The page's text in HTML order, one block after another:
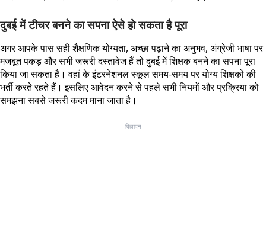
दुबई में टीचर बनने का सपना ऐसे हो सकता है पूरा
अगर आपके पास सही शैक्षणिक योग्यता, अच्छा पढ़ाने का अनुभव, अंग्रेजी भाषा पर
मजबूत पकड़ और सभी जरूरी दस्तावेज हैं तो दुबई में शिक्षक बनने का सपना पूरा
किया जा सकता है। वहां के इंटरनेशनल स्कूल समय-समय पर योग्य शिक्षकों की
भर्ती करते रहते हैं। इसलिए आवेदन करने से पहले सभी नियमों और प्रक्रिया को
समझना सबसे जरूरी कदम माना जाता है।
विज्ञापन